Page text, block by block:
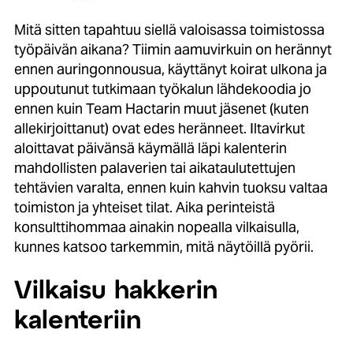
Mitä sitten tapahtuu siellä valoisassa toimistossa
työpäivän aikana? Tiimin aamuvirkuin on herännyt
ennen auringonnousua, käyttänyt koirat ulkona ja
uppoutunut tutkimaan työkalun lähdekoodia jo
ennen kuin Team Hactarin muut jäsenet (kuten
allekirjoittanut) ovat edes heränneet. Iltavirkut
aloittavat päivänsä käymällä läpi kalenterin
mahdollisten palaverien tai aikataulutettujen
tehtävien varalta, ennen kuin kahvin tuoksu valtaa
toimiston ja yhteiset tilat. Aika perinteistä
konsulttihommaa ainakin nopealla vilkaisulla,
kunnes katsoo tarkemmin, mitä näytöillä pyörii.
Vilkaisu hakkerin
kalenteriin